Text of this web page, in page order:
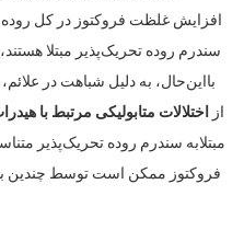
افزایش غلظت فروکتوز در کل روده
سندرم روده تحریک‌پذیر مبتلا
بااین‌حال، به دلیل شباهت در
از
اختلالات متابولیکی مرتبط با
مبتلابه سندرم روده تحریک‌پذیر
فروکتوز ممکن است توسط چندین